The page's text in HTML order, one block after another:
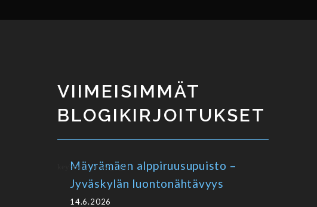
VIIMEISIMMÄT
BLOGIKIRJOITUKSET
Mäyrämäen alppiruusupuisto –
Jyväskylän luontonähtävyys
14.6.2026